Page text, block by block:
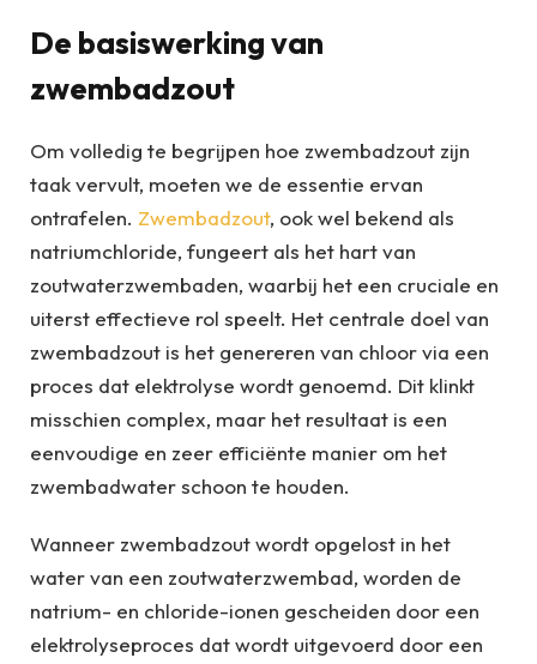
De basiswerking van
zwembadzout
Om volledig te begrijpen hoe zwembadzout zijn
taak vervult, moeten we de essentie ervan
ontrafelen. Zwembadzout, ook wel bekend als
natriumchloride, fungeert als het hart van
zoutwaterzwembaden, waarbij het een cruciale en
uiterst effectieve rol speelt. Het centrale doel van
zwembadzout is het genereren van chloor via een
proces dat elektrolyse wordt genoemd. Dit klinkt
misschien complex, maar het resultaat is een
eenvoudige en zeer efficiënte manier om het
zwembadwater schoon te houden.
Wanneer zwembadzout wordt opgelost in het
water van een zoutwaterzwembad, worden de
natrium- en chloride-ionen gescheiden door een
elektrolyseproces dat wordt uitgevoerd door een